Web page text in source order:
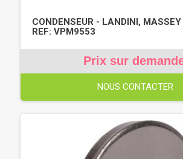
CONDENSEUR - LANDINI,
REF: VPM9553
Prix sur
NOUS CONTACTER